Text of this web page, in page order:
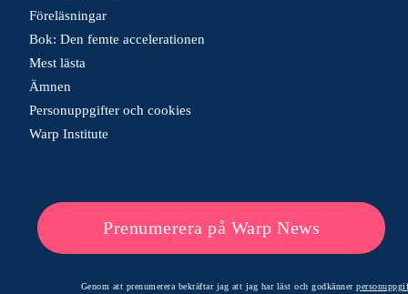
Föreläsningar
Bok: Den femte accelerationen
Mest lästa
Ämnen
Personuppgifter och cookies
Warp Institute
Prenumerera på Warp News
Genom att prenumerera bekräftar jag att jag har läst och godkänner